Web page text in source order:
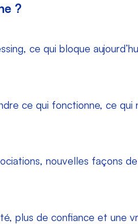
?
ce qui bloque
ce qui fonctionne, ce
nouvelles façons
plus de confiance et une